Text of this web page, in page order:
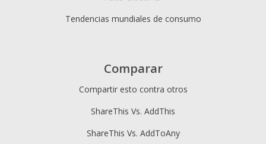
Tendencias mundiales de consumo
Comparar
Compartir esto contra otros
ShareThis Vs. AddThis
ShareThis Vs. AddToAny